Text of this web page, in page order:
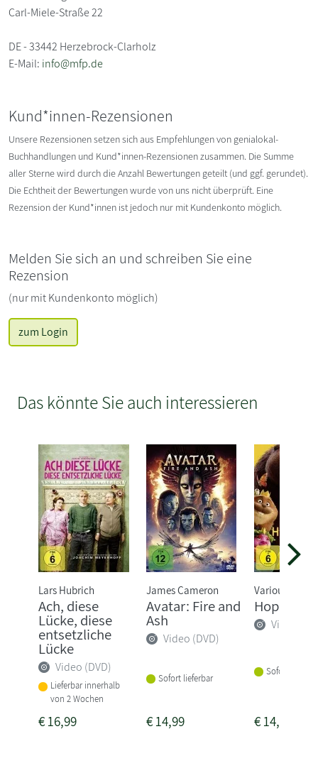
Carl-Miele-Straße 22
DE - 33442 Herzebrock-Clarholz
E-Mail: info@mfp.de
Kund*innen-Rezensionen
Unsere Rezensionen setzen sich aus Empfehlungen von genialokal-
Buchhandlungen und Kund*innen-Rezensionen zusammen. Die Summe
aller Sterne wird durch die Anzahl Bewertungen geteilt (und ggf. gerundet).
Die Echtheit der Bewertungen wurde von uns nicht überprüft. Eine
Rezension der Kund*innen ist jedoch nur mit Kundenkonto möglich.
Melden Sie sich an und schreiben Sie eine
Rezension
(nur mit Kundenkonto möglich)
zum Login
Das könnte Sie auch interessieren
Lars Hubrich
Ach, diese
Lücke, diese
entsetzliche
Lücke
Video (DVD)
Lieferbar innerhalb
von 2 Wochen
€16,99
James Cameron
Avatar: Fire and
Ash
Video (DVD)
Sofort lieferbar
€14,99
Various
Hoppers
Video
Sofort
€14,99